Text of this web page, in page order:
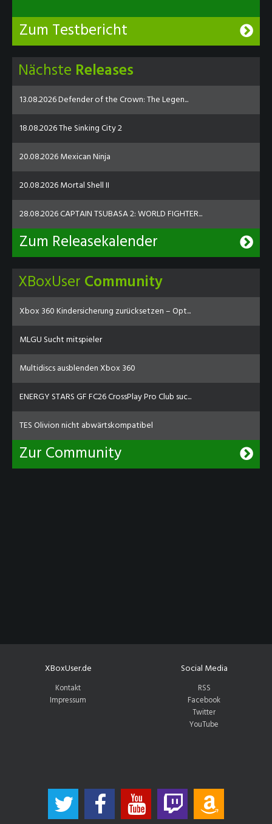
Zum Testbericht
Nächste Releases
13.08.2026 Defender of the Crown: The Legen...
18.08.2026 The Sinking City 2
20.08.2026 Mexican Ninja
20.08.2026 Mortal Shell II
28.08.2026 CAPTAIN TSUBASA 2: WORLD FIGHTER...
Zum Releasekalender
XBoxUser Community
Xbox 360 Kindersicherung zurücksetzen – Opt...
MLGU Sucht mitspieler
Multidiscs ausblenden Xbox 360
ENERGY STARS GF FC26 CrossPlay Pro Club suc...
TES Olivion nicht abwärtskompatibel
Zur Community
XBoxUser.de
Kontakt
Impressum
Social Media
RSS
Facebook
Twitter
YouTube